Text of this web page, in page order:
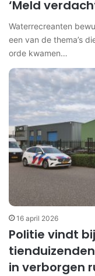
‘Meld
Waterrecreanten
een van de thema’s
orde kwamen…
16 april 2026
Politie vindt
in verborgen